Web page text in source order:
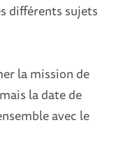
différents sujets
la mission de
la date de
avec le